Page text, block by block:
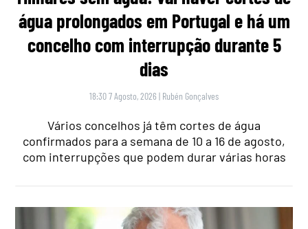
água prolongados em Portugal e há um
concelho com interrupção durante 5
dias
18:30 7 Agosto, 2026 | Rubén Gonçalves
Vários concelhos já têm cortes de água
confirmados para a semana de 10 a 16 de agosto,
com interrupções que podem durar várias horas